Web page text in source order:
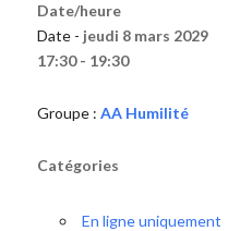
Date/heure
Date - jeudi 8 mars 2029
17:30 - 19:30
Groupe : AA Humilité
Catégories
En ligne uniquement